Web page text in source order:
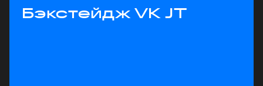
Бэкстейдж VK JT